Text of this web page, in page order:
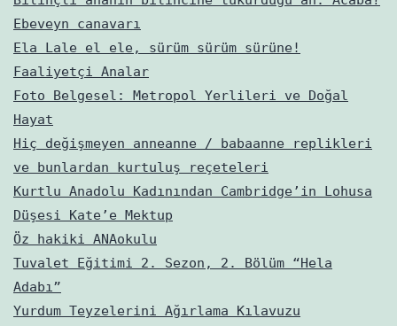
Ebeveyn canavarı
Ela Lale el ele, sürüm sürüm sürüne!
Faaliyetçi Analar
Foto Belgesel: Metropol Yerlileri ve Doğal
Hayat
Hiç değişmeyen anneanne / babaanne replikleri
ve bunlardan kurtuluş reçeteleri
Kurtlu Anadolu Kadınından Cambridge’in Lohusa
Düşesi Kate’e Mektup
Öz hakiki ANAokulu
Tuvalet Eğitimi 2. Sezon, 2. Bölüm “Hela
Adabı”
Yurdum Teyzelerini Ağırlama Kılavuzu